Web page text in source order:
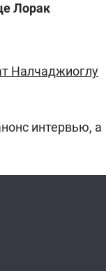
Лорак
Налчаджиоглу
интервью, а